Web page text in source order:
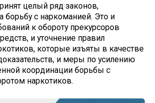
целый ряд законов,
борьбу с наркоманией. Это и
к обороту прекурсоров
и уточнение правил
которые изъяты в качестве
и меры по усилению
координации борьбы с
наркотиков.